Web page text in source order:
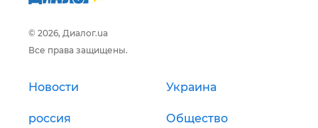
© 2026, Диалог.ua
Все права защищены.
Новости Украина
россия Общество